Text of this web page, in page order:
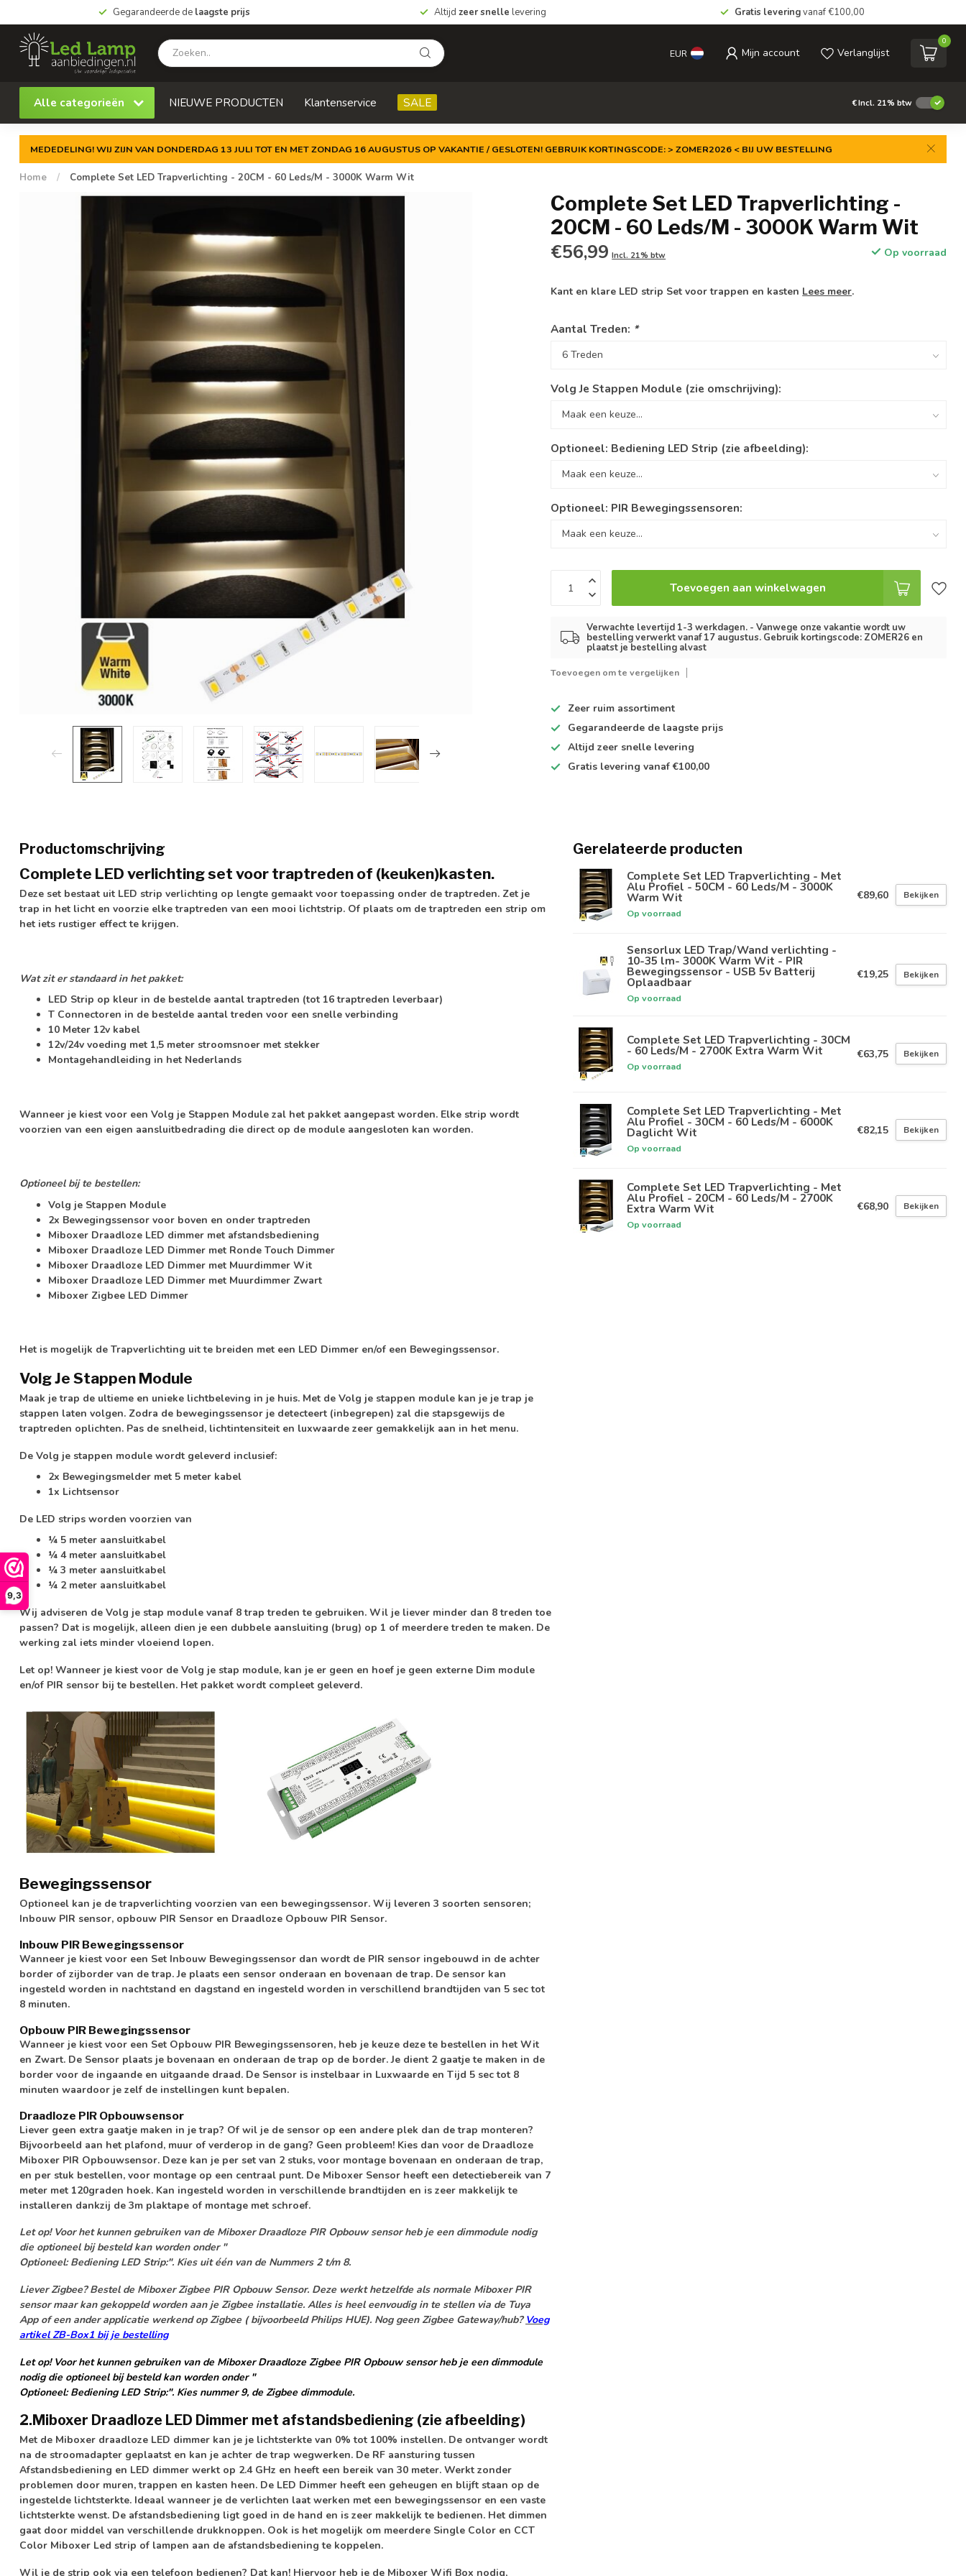
9,3
Gegarandeerde de laagste prijs Altijd zeer snelle levering Gratis leveringvanaf €100,00
EUR Mijn account Verlanglijst
0
Alle categorieën NIEUWE PRODUCTEN Klantenservice SALE €Incl. 21% btw
MEDEDELING! WIJ ZIJN VAN DONDERDAG 13 JULI TOT EN MET ZONDAG 16 AUGUSTUS OP VAKANTIE / GESLOTEN! GEBRUIK KORTINGSCODE: > ZOMER2026 < BIJ UW BESTELLING
Home / Complete Set LED Trapverlichting - 20CM - 60 Leds/M - 3000K Warm Wit
Complete Set LED Trapverlichting -
20CM - 60 Leds/M - 3000K Warm Wit
€56,99 Incl. 21% btw Op voorraad
Kant en klare LED strip Set voor trappen en kasten Lees meer.
Aantal Treden: *
Volg Je Stappen Module (zie omschrijving):
Optioneel: Bediening LED Strip (zie afbeelding):
Optioneel: PIR Bewegingssensoren:
Toevoegen aan winkelwagen
Verwachte levertijd 1-3 werkdagen. - Vanwege onze vakantie wordt uw
bestelling verwerkt vanaf 17 augustus. Gebruik kortingscode: ZOMER26 en
plaatst je bestelling alvast
Toevoegen om te vergelijken
Zeer ruim assortiment
Gegarandeerde de laagste prijs
Altijdzeer snelle levering
Gratis levering vanaf €100,00
Productomschrijving
Complete LED verlichting set voor traptreden of (keuken)kasten.
Deze set bestaat uit LED strip verlichting op lengte gemaakt voor toepassing onder de traptreden. Zet je
trap in het licht en voorzie elke traptreden van een mooi lichtstrip. Of plaats om de traptreden een strip om
het iets rustiger effect te krijgen.
Wat zit er standaard in het pakket:
LED Strip op kleur in de bestelde aantal traptreden (tot 16 traptreden leverbaar)
T Connectoren in de bestelde aantal treden voor een snelle verbinding
10 Meter 12v kabel
12v/24v voeding met 1,5 meter stroomsnoer met stekker
Montagehandleiding in het Nederlands
Wanneer je kiest voor een Volg je Stappen Module zal het pakket aangepast worden. Elke strip wordt
voorzien van een eigen aansluitbedrading die direct op de module aangesloten kan worden.
Optioneel bij te bestellen:
Volg je Stappen Module
2x Bewegingssensor voor boven en onder traptreden
Miboxer Draadloze LED dimmer met afstandsbediening
Miboxer Draadloze LED Dimmer met Ronde Touch Dimmer
Miboxer Draadloze LED Dimmer met Muurdimmer Wit
Miboxer Draadloze LED Dimmer met Muurdimmer Zwart
Miboxer Zigbee LED Dimmer
Het is mogelijk de Trapverlichting uit te breiden met een LED Dimmer en/of een Bewegingssensor.
Volg Je Stappen Module
Maak je trap de ultieme en unieke lichtbeleving in je huis. Met de Volg je stappen module kan je je trap je
stappen laten volgen. Zodra de bewegingssensor je detecteert (inbegrepen) zal die stapsgewijs de
traptreden oplichten. Pas de snelheid, lichtintensiteit en luxwaarde zeer gemakkelijk aan in het menu.
De Volg je stappen module wordt geleverd inclusief:
2x Bewegingsmelder met 5 meter kabel
1x Lichtsensor
De LED strips worden voorzien van
¼ 5 meter aansluitkabel
¼ 4 meter aansluitkabel
¼ 3 meter aansluitkabel
¼ 2 meter aansluitkabel
Wij adviseren de Volg je stap module vanaf 8 trap treden te gebruiken. Wil je liever minder dan 8 treden toe
passen? Dat is mogelijk, alleen dien je een dubbele aansluiting (brug) op 1 of meerdere treden te maken. De
werking zal iets minder vloeiend lopen.
Let op! Wanneer je kiest voor de Volg je stap module, kan je er geen en hoef je geen externe Dim module
en/of PIR sensor bij te bestellen. Het pakket wordt compleet geleverd.
Bewegingssensor
Optioneel kan je de trapverlichting voorzien van een bewegingssensor. Wij leveren 3 soorten sensoren;
Inbouw PIR sensor, opbouw PIR Sensor en Draadloze Opbouw PIR Sensor.
Inbouw PIR Bewegingssensor
Wanneer je kiest voor een Set Inbouw Bewegingssensor dan wordt de PIR sensor ingebouwd in de achter
border of zijborder van de trap. Je plaats een sensor onderaan en bovenaan de trap. De sensor kan
ingesteld worden in nachtstand en dagstand en ingesteld worden in verschillend brandtijden van 5 sec tot
8 minuten.
Opbouw PIR Bewegingssensor
Wanneer je kiest voor een Set Opbouw PIR Bewegingssensoren, heb je keuze deze te bestellen in het Wit
en Zwart. De Sensor plaats je bovenaan en onderaan de trap op de border. Je dient 2 gaatje te maken in de
border voor de ingaande en uitgaande draad. De Sensor is instelbaar in Luxwaarde en Tijd 5 sec tot 8
minuten waardoor je zelf de instellingen kunt bepalen.
Draadloze PIR Opbouwsensor
Liever geen extra gaatje maken in je trap? Of wil je de sensor op een andere plek dan de trap monteren?
Bijvoorbeeld aan het plafond, muur of verderop in de gang? Geen probleem! Kies dan voor de Draadloze
Miboxer PIR Opbouwsensor. Deze kan je per set van 2 stuks, voor montage bovenaan en onderaan de trap,
en per stuk bestellen, voor montage op een centraal punt. De Miboxer Sensor heeft een detectiebereik van 7
meter met 120graden hoek. Kan ingesteld worden in verschillende brandtijden en is zeer makkelijk te
installeren dankzij de 3m plaktape of montage met schroef.
Let op!Voor het kunnen gebruiken van de Miboxer Draadloze PIR Opbouw sensor heb je een dimmodule nodig
die optioneel bij besteld kan worden onder "
Optioneel: Bediening LED Strip:". Kies uit één van de Nummers 2 t/m 8.
Liever Zigbee? Bestel de Miboxer Zigbee PIR Opbouw Sensor. Deze werkt hetzelfde als normale Miboxer PIR
sensor maar kan gekoppeld worden aan je Zigbee installatie. Alles is heel eenvoudig in te stellen via de Tuya
App of een ander applicatie werkend op Zigbee ( bijvoorbeeld Philips HUE). Nog geen Zigbee Gateway/hub?Voeg
artikel ZB-Box1 bij je bestelling
Let op!Voor het kunnen gebruiken van de Miboxer Draadloze Zigbee PIR Opbouw sensor heb je een dimmodule
nodig die optioneel bij besteld kan worden onder "
Optioneel: Bediening LED Strip:". Kies nummer 9, de Zigbee dimmodule.
2.Miboxer Draadloze LED Dimmer met afstandsbediening (zie afbeelding)
Met de Miboxer draadloze LED dimmer kan je je lichtsterkte van 0% tot 100% instellen. De ontvanger wordt
na de stroomadapter geplaatst en kan je achter de trap wegwerken. De RF aansturing tussen
Afstandsbediening en LED dimmer werkt op 2.4 GHz en heeft een bereik van 30 meter. Werkt zonder
problemen door muren, trappen en kasten heen. De LED Dimmer heeft een geheugen en blijft staan op de
ingestelde lichtsterkte. Ideaal wanneer je de verlichten laat werken met een bewegingssensor en een vaste
lichtsterkte wenst. De afstandsbediening ligt goed in de hand en is zeer makkelijk te bedienen. Het dimmen
gaat door middel van verschillende drukknoppen. Ook is het mogelijk om meerdere Single Color en CCT
Color Miboxer Led strip of lampen aan de afstandsbediening te koppelen.
Wil je de strip ook via een telefoon bedienen? Dat kan! Hiervoor heb je de Miboxer Wifi Box nodig,
Gerelateerde producten
Complete Set LED Trapverlichting - Met
Alu Profiel - 50CM - 60 Leds/M - 3000K
Warm Wit
Op voorraad
€89,60 Bekijken
Sensorlux LED Trap/Wand verlichting -
10-35 lm- 3000K Warm Wit - PIR
Bewegingssensor - USB 5v Batterij
Oplaadbaar
Op voorraad
€19,25 Bekijken
Complete Set LED Trapverlichting - 30CM
- 60 Leds/M - 2700K Extra Warm Wit
Op voorraad
€63,75 Bekijken
Complete Set LED Trapverlichting - Met
Alu Profiel - 30CM - 60 Leds/M - 6000K
Daglicht Wit
Op voorraad
€82,15 Bekijken
Complete Set LED Trapverlichting - Met
Alu Profiel - 20CM - 60 Leds/M - 2700K
Extra Warm Wit
Op voorraad
€68,90 Bekijken